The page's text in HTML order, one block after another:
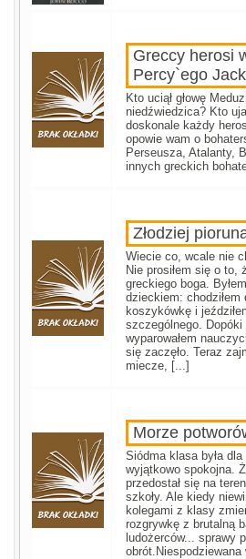
Greccy herosi
Percy`ego
Kto uciął głowę
niedźwiedzica? Kto
doskonale każdy
opowie wam o
Perseusza, Atalanty,
innych greckich
Złodziej
Wiecie co, wcale nie
Nie prosiłem się o to,
greckiego boga.
dzieckiem: chodziłem
koszykówkę i
szczególnego.
wyparowałem
się zaczęło. Teraz
miecze, [...]
Morze
Siódma klasa była
wyjątkowo spokojna.
przedostał się na
szkoły. Ale kiedy
kolegami z klasy
rozgrywkę z brutalną
ludożerców... sprawy